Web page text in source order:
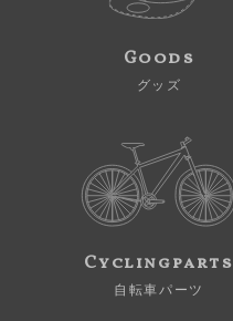
Goods
グッズ
Cyclingparts
自転車パーツ